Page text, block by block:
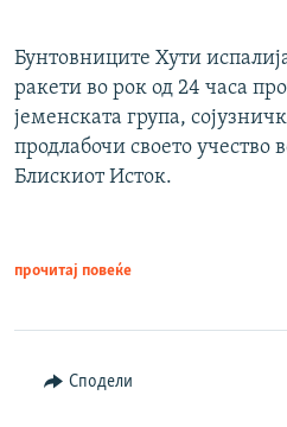
Бунтовниците Хути
ракети во рок од 24 часа
јеменската група,
продлабочи своето учество
Блискиот Исток.
прочитај повеќе
Сподели